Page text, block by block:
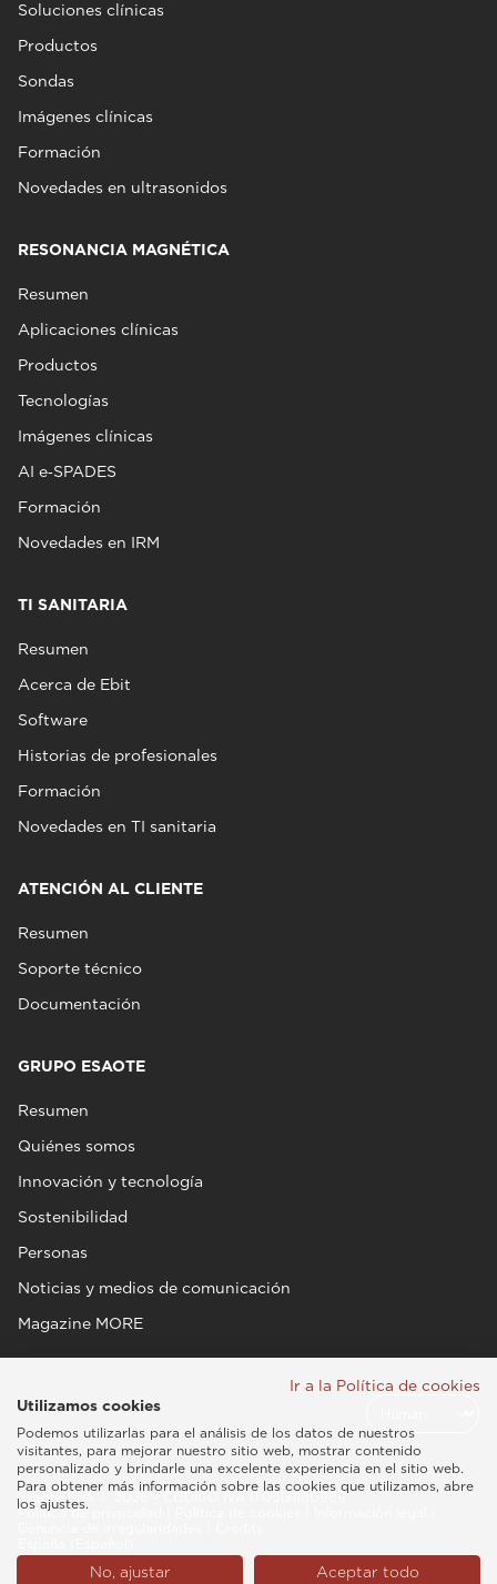
Soluciones clínicas
Productos
Sondas
Imágenes clínicas
Formación
Novedades en ultrasonidos
RESONANCIA MAGNÉTICA
Resumen
Aplicaciones clínicas
Productos
Tecnologías
Imágenes clínicas
AI e‑SPADES
Formación
Novedades en IRM
TI SANITARIA
Resumen
Acerca de Ebit
Software
Historias de profesionales
Formación
Novedades en TI sanitaria
ATENCIÓN AL CLIENTE
Resumen
Soporte técnico
Documentación
GRUPO ESAOTE
Resumen
Quiénes somos
Innovación y tecnología
Sostenibilidad
Personas
Noticias y medios de comunicación
Magazine MORE
Esaote SPA © 2026 - CÓDIGO IVA IT05131180969
Política de privacidad
Ir a la Política de cookies
Utilizamos cookies
Podemos utilizarlas para el análisis de los datos de nuestros
visitantes, para mejorar nuestro sitio web, mostrar contenido
personalizado y brindarle una excelente experiencia en el sitio web.
Para obtener más información sobre las cookies que utilizamos, abre
los ajustes.
No, ajustar Aceptar todo